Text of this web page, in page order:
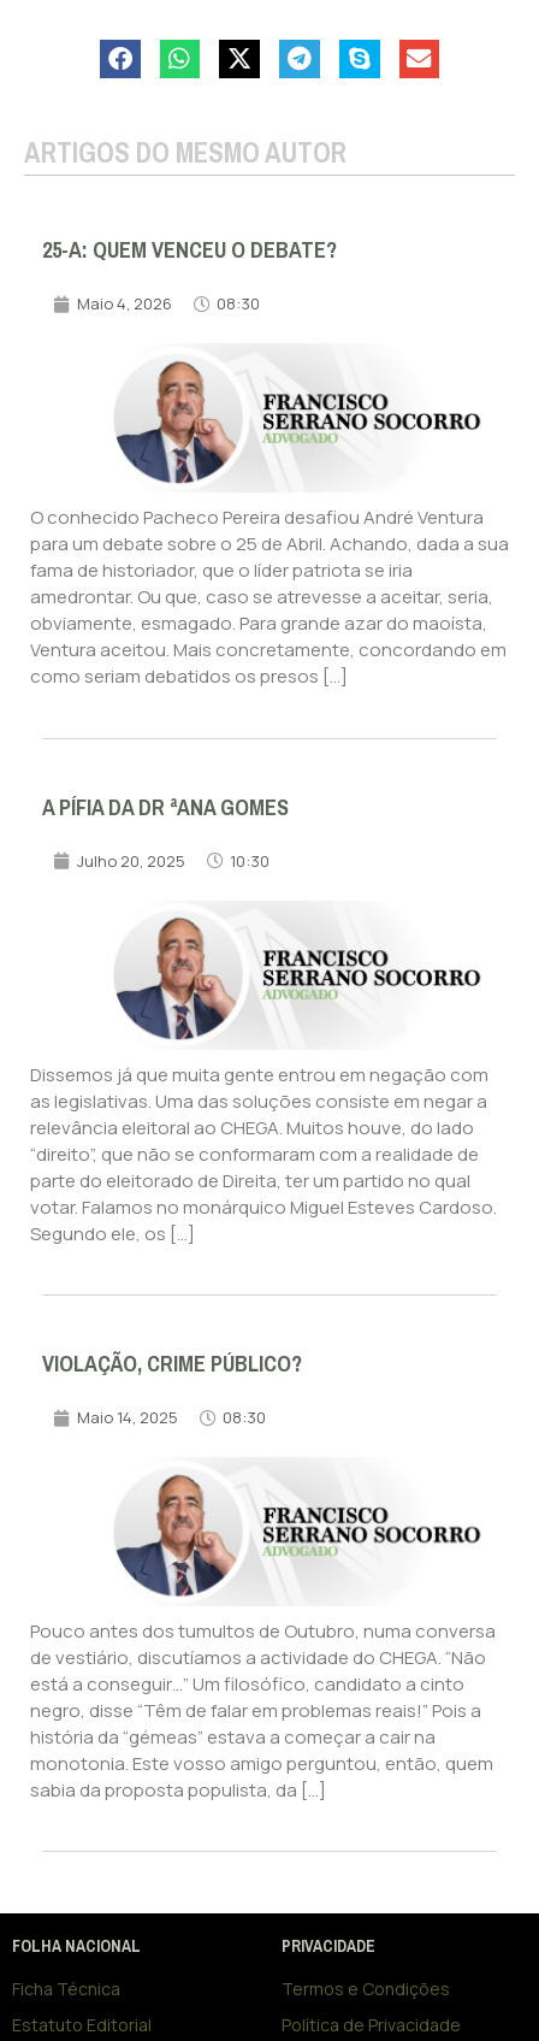
ARTIGOS DO MESMO AUTOR
25-A: QUEM VENCEU O DEBATE?
Maio 4, 2026 08:30
O conhecido Pacheco Pereira desafiou André Ventura
para um debate sobre o 25 de Abril. Achando, dada a sua
fama de historiador, que o líder patriota se iria
amedrontar. Ou que, caso se atrevesse a aceitar, seria,
obviamente, esmagado. Para grande azar do maoísta,
Ventura aceitou. Mais concretamente, concordando em
como seriam debatidos os presos […]
A PÍFIA DA DR ªANA GOMES
Julho 20, 2025 10:30
Dissemos já que muita gente entrou em negação com
as legislativas. Uma das soluções consiste em negar a
relevância eleitoral ao CHEGA. Muitos houve, do lado
“direito”, que não se conformaram com a realidade de
parte do eleitorado de Direita, ter um partido no qual
votar. Falamos no monárquico Miguel Esteves Cardoso.
Segundo ele, os […]
VIOLAÇÃO, CRIME PÚBLICO?
Maio 14, 2025 08:30
Pouco antes dos tumultos de Outubro, numa conversa
de vestiário, discutíamos a actividade do CHEGA. “Não
está a conseguir…” Um filosófico, candidato a cinto
negro, disse “Têm de falar em problemas reais!” Pois a
história da “gémeas” estava a começar a cair na
monotonia. Este vosso amigo perguntou, então, quem
sabia da proposta populista, da […]
FOLHA NACIONAL
Ficha Técnica
Estatuto Editorial
PRIVACIDADE
Termos e Condições
Política de Privacidade